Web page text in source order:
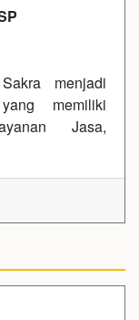
menjadi
memiliki
Jasa,